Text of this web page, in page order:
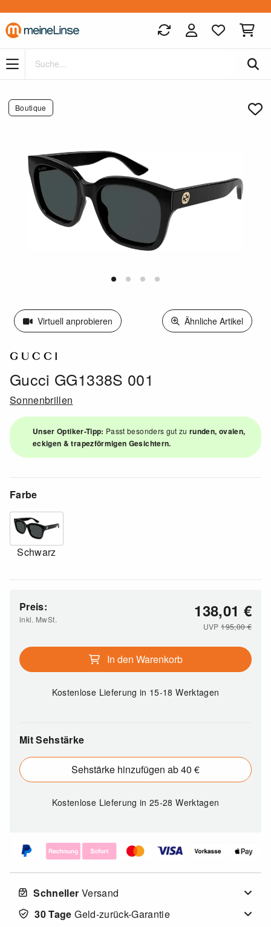
Zum Hauptinhalt springen
Boutique
Virtuell anprobieren Ähnliche Artikel
Gucci GG1338S 001
Sonnenbrillen
Unser Optiker-Tipp: Passt besonders gut zurunden, ovalen,
eckigen & trapezförmigen Gesichtern.
Farbe
Schwarz
Preis:
inkl. MwSt. 138,01 €
UVP195,00€
In den Warenkorb
Kostenlose Lieferungin 15-18 Werktagen
Mit Sehstärke
Sehstärke hinzufügen ab 40 €
Kostenlose Lieferungin 25-28 Werktagen
Schneller Versand
30 Tage Geld-zurück-Garantie